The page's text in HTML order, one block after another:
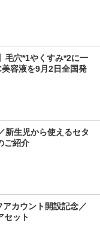
毛穴*1やくすみ*2に一
容液を9月2日全国発
新生児から使えるセタ
ご紹介
カウント開設記念／
セット